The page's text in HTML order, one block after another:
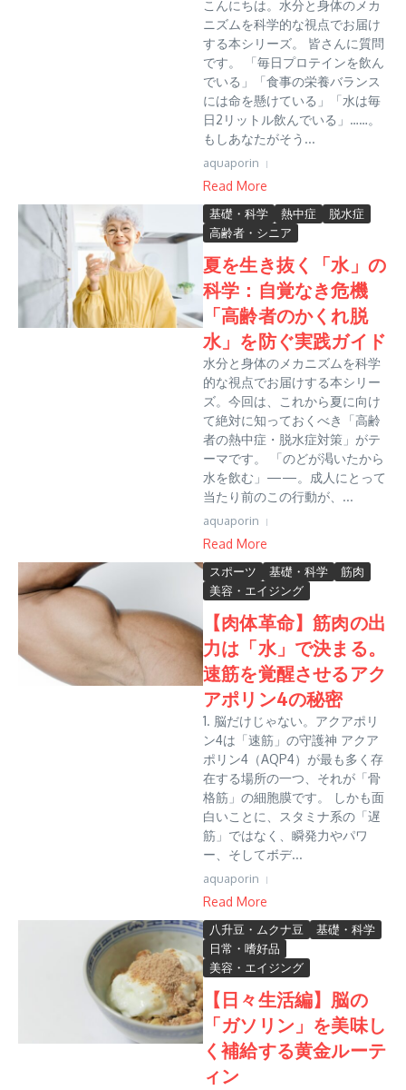
こんにちは。水分と身体のメカ
ニズムを科学的な視点でお届け
する本シリーズ。 皆さんに質問
です。 「毎日プロテインを飲ん
でいる」「食事の栄養バランス
には命を懸けている」「水は毎
日2リットル飲んでいる」……。
もしあなたがそう...
aquaporin
Read More
基礎・科学 熱中症
脱水症
高齢者・シニア
夏を生き抜く「水」の
科学：自覚なき危機
「高齢者のかくれ脱
水」を防ぐ実践ガイド
水分と身体のメカニズムを科学
的な視点でお届けする本シリー
ズ。今回は、これから夏に向け
て絶対に知っておくべき「高齢
者の熱中症・脱水症対策」がテ
ーマです。 「のどが渇いたから
水を飲む」——。成人にとって
当たり前のこの行動が、...
aquaporin
Read More
スポーツ 基礎・科学
筋肉
美容・エイジング
【肉体革命】筋肉の出
力は「水」で決まる。
速筋を覚醒させるアク
アポリン4の秘密
1. 脳だけじゃない。アクアポリ
ン4は「速筋」の守護神 アクア
ポリン4（AQP4）が最も多く存
在する場所の一つ、それが「骨
格筋」の細胞膜です。 しかも面
白いことに、スタミナ系の「遅
筋」ではなく、瞬発力やパワ
ー、そしてボデ...
aquaporin
Read More
八升豆・ムクナ豆
基礎・科学
日常・嗜好品
美容・エイジング
【日々生活編】脳の
「ガソリン」を美味し
く補給する黄金ルーテ
ィン